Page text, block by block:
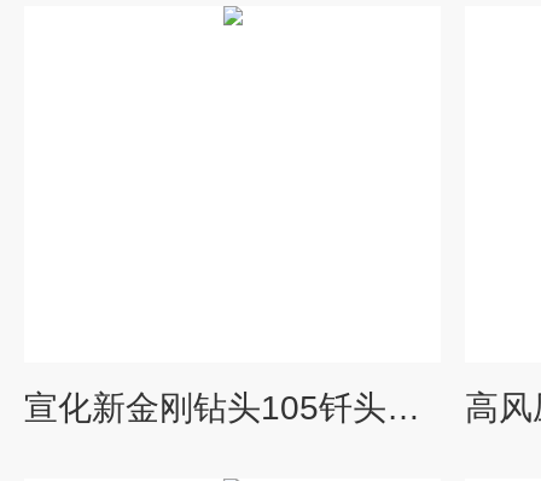
宣化新金刚钻头105钎头高风压105钎头